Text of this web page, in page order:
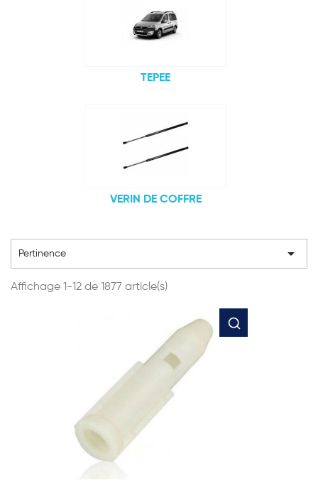
TEPEE
VERIN DE COFFRE
Pertinence 
Affichage 1-12 de 1877 article(s)